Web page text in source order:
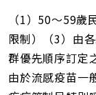
（1）50～59
限制）（3）由
群優先順序訂定
由於流感疫苗一